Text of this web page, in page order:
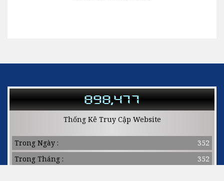
898,477
Thống Kê Truy Cập Website
Trong Ngày :
352
Trong Tháng :
352